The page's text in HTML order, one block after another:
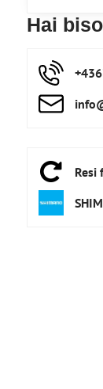
Hai
Resi